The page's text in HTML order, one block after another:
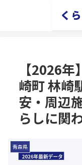
く
【2026
崎町 林崎
安・周辺
らしに関
青森県